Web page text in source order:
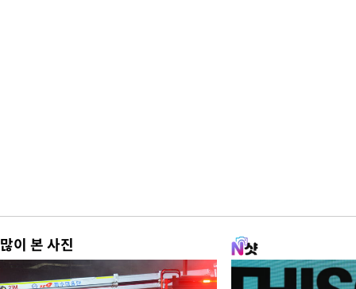
많이 본 사진